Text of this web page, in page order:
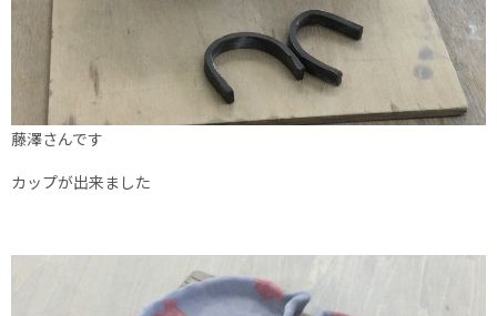
藤澤さんです
カップが出来ました